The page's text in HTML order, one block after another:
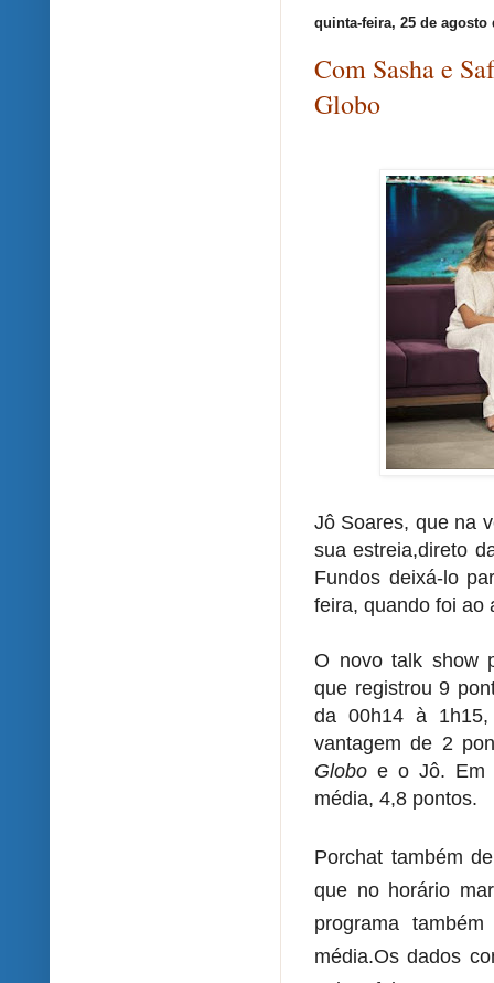
quinta-feira, 25 de agosto
Com Sasha e
Globo
Jô Soares, que na
sua estreia,direto
Fundos deixá-lo
feira, quando foi
O novo talk show
que registrou 9
da 00h14 à
vantagem de 2
Globo e o Jô. Em
média, 4,8 pontos.
Porchat também
que no horário
programa
média.Os dados